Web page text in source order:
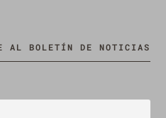
AL BOLETÍN DE NOTICIAS